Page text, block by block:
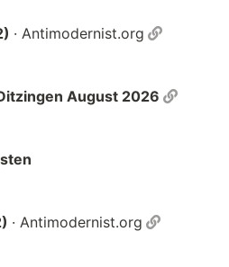
· Antimodernist.org
August 2026
· Antimodernist.org Permalink